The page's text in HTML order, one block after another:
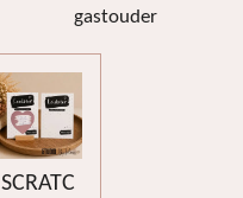
gastouder
SCRATC